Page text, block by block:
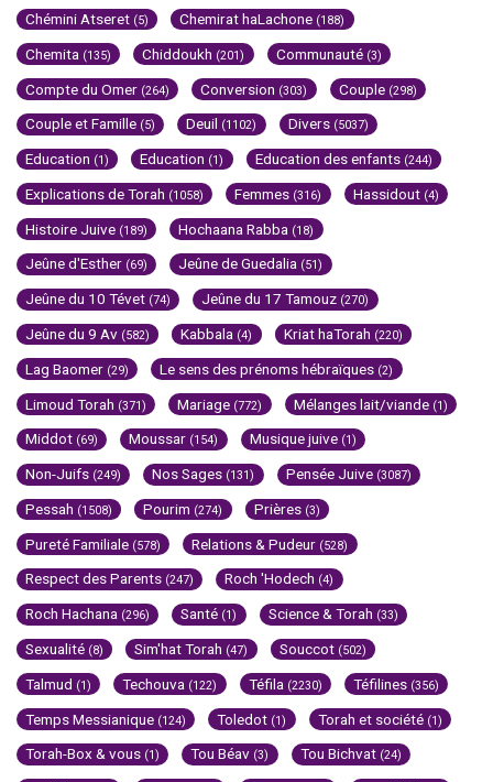
Chémini Atseret (5) Chemirat haLachone (188)
Chemita (135) Chiddoukh (201) Communauté (3)
Compte du Omer (264) Conversion (303) Couple (298)
Couple et Famille (5) Deuil (1102) Divers (5037)
Education (1) Education (1) Education des enfants (244)
Explications de Torah (1058) Femmes (316) Hassidout (4)
Histoire Juive (189) Hochaana Rabba (18)
Jeûne d'Esther (69) Jeûne de Guedalia (51)
Jeûne du 10 Tévet (74) Jeûne du 17 Tamouz (270)
Jeûne du 9 Av (582) Kabbala (4) Kriat haTorah (220)
Lag Baomer (29) Le sens des prénoms hébraïques (2)
Limoud Torah (371) Mariage (772) Mélanges lait/viande (1)
Middot (69) Moussar (154) Musique juive (1)
Non-Juifs (249) Nos Sages (131) Pensée Juive (3087)
Pessah (1508) Pourim (274) Prières (3)
Pureté Familiale (578) Relations & Pudeur (528)
Respect des Parents (247) Roch 'Hodech (4)
Roch Hachana (296) Santé (1) Science & Torah (33)
Sexualité (8) Sim'hat Torah (47) Souccot (502)
Talmud (1) Techouva (122) Téfila (2230) Téfilines (356)
Temps Messianique (124) Toledot (1) Torah et société (1)
Torah-Box & vous (1) Tou Béav (3) Tou Bichvat (24)